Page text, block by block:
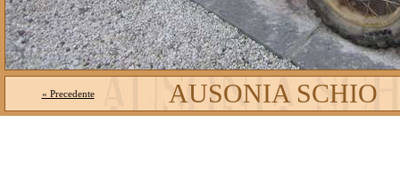
« Precedente AUSONIA SCHIO